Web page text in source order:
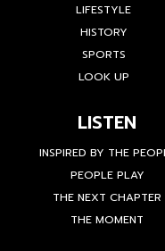
LIFESTYLE
HISTORY
SPORTS
LOOK UP
LISTEN
INSPIRED BY THE
PEOPLE PLAY
THE NEXT CHAPTER
THE MOMENT